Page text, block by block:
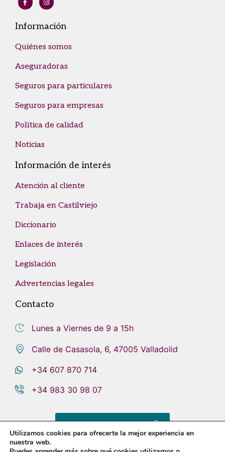
Información
Quiénes somos
Aseguradoras
Seguros para particulares
Seguros para empresas
Política de calidad
Noticias
Información de interés
Atención al cliente
Trabaja en Castilviejo
Diccionario
Enlaces de interés
Legislación
Advertencias legales
Contacto
Lunes a Viernes de 9 a 15h
Calle de Casasola, 6, 47005 Valladolid
+34 607 870 714
+34 983 30 98 07
CONTACTA CON NOSOTROS
Utilizamos cookies para ofrecerte la mejor experiencia en
nuestra web.